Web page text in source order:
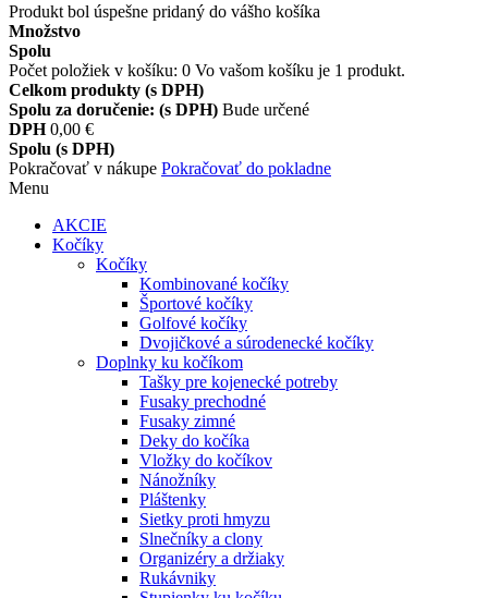
Produkt bol úspešne pridaný do vášho košíka
Množstvo
Spolu
Počet položiek v košíku: 0 Vo vašom košíku je 1 produkt.
Celkom produkty (s DPH)
Spolu za doručenie: (s DPH) Bude určené
DPH 0,00 €
Spolu (s DPH)
Pokračovať v nákupe Pokračovať do pokladne
Menu
AKCIE
Kočíky
Kočíky
Kombinované kočíky
Športové kočíky
Golfové kočíky
Dvojičkové a súrodenecké kočíky
Doplnky ku kočíkom
Tašky pre kojenecké potreby
Fusaky prechodné
Fusaky zimné
Deky do kočíka
Vložky do kočíkov
Nánožníky
Pláštenky
Sietky proti hmyzu
Slnečníky a clony
Organizéry a držiaky
Rukávniky